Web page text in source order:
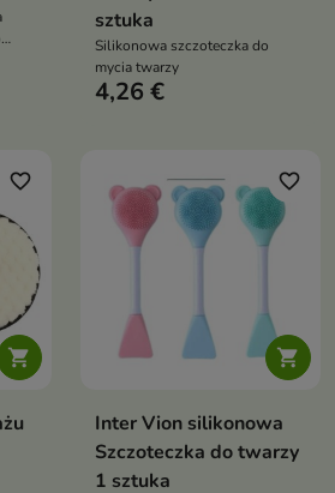
sztuka
Silikonowa szczoteczka do
mycia twarzy
4,26 €

favorite_border

favorite_border
Inter Vion silikonowa
Szczoteczka do twarzy
1 sztuka